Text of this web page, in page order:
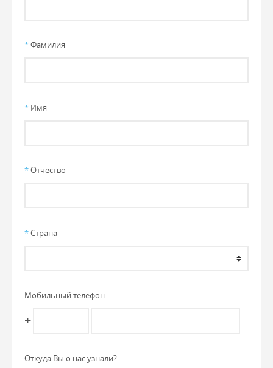
*Фамилия
* Имя
*Отчество
*Страна
Мобильный телефон
+
Откуда Вы о нас узнали?